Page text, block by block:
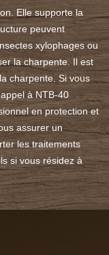
Elle supporte la
peuvent
xylophages ou
la charpente. Il est
charpente. Si vous
à NTB-40
en protection et
assurer un
les traitements
si vous résidez à